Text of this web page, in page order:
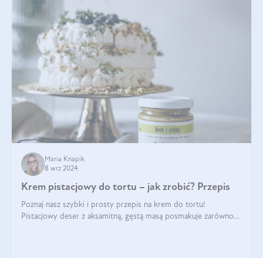
Maria Knapik
8 wrz 2024
Krem pistacjowy do tortu – jak zrobić? Przepis
Poznaj nasz szybki i prosty przepis na krem do tortu!
Pistacjowy deser z aksamitną, gęstą masą posmakuje zarówno